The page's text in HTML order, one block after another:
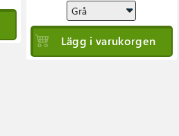
Lägg i varukorgen